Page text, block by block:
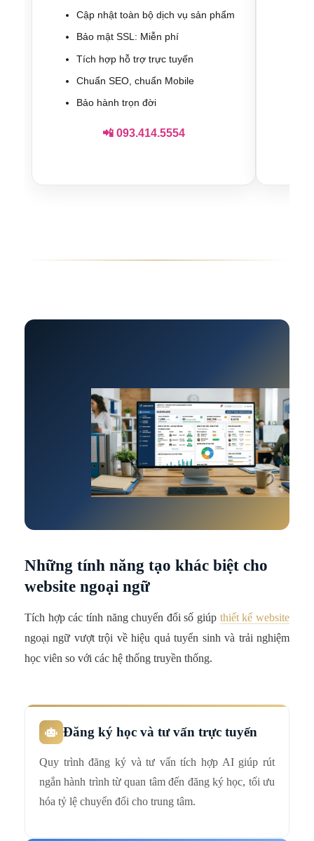
Cập nhật toàn bộ dịch vụ sản phẩm
Bảo mật SSL: Miễn phí
Tích hợp hỗ trợ trực tuyến
Chuẩn SEO, chuẩn Mobile
Bảo hành trọn đời
📲 093.414.5554
Những tính năng tạo khác biệt cho
website ngoại ngữ
Tích hợp các tính năng chuyển đổi số giúp thiết kế website
ngoại ngữ vượt trội về hiệu quả tuyển sinh và trải nghiệm
học viên so với các hệ thống truyền thống.
Đăng ký học và tư vấn trực tuyến
Quy trình đăng ký và tư vấn tích hợp AI giúp rút
ngắn hành trình từ quan tâm đến đăng ký học, tối ưu
hóa tỷ lệ chuyển đổi cho trung tâm.